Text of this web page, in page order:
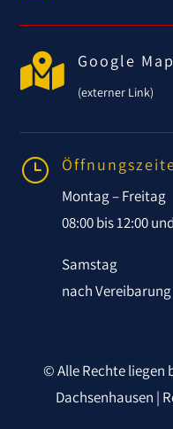
 Google
(externer Link)
}
Montag – Freitag
08:00 bis 12:00
Samstag
nach Vereibarung
© Alle Rechte liegen
Dachsenhausen |